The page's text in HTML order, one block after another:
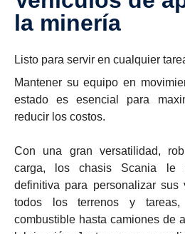
la minería
Listo para servir en cualquier
Mantener su equipo en
estado es esencial para
reducir los costos.
Con una gran versatilidad,
carga, los chasis Scania le
definitiva para personalizar
todos los terrenos y
combustible hasta camiones de